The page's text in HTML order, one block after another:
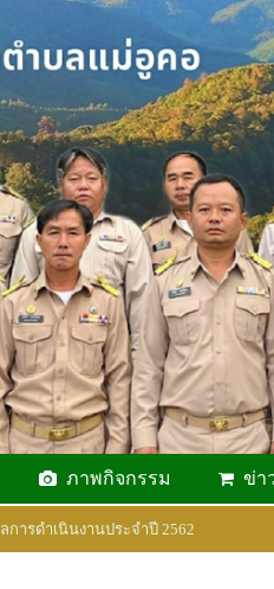
ภาพกิจกรรม ข่า
การดำเนินงานประจำปี 2562